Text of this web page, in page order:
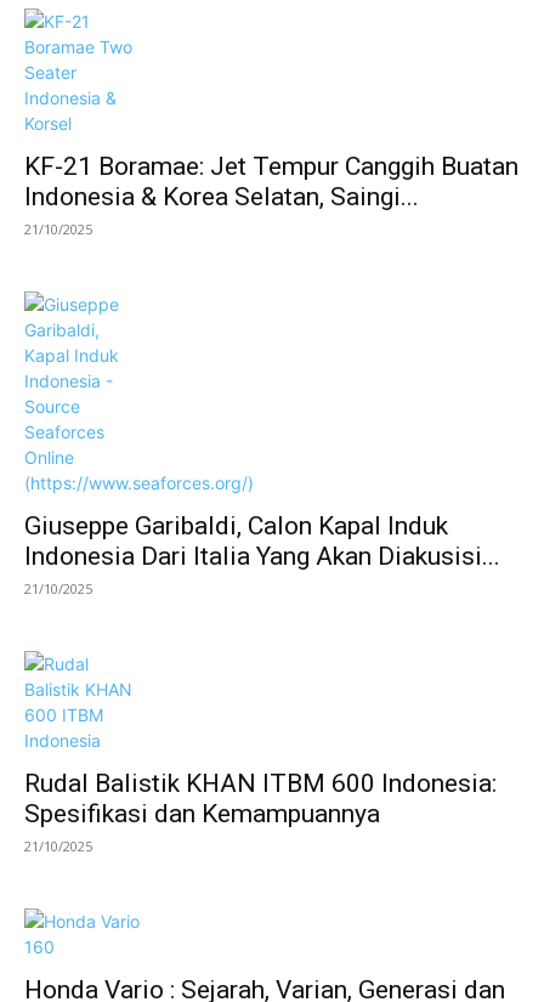
KF-21 Boramae: Jet Tempur Canggih Buatan
Indonesia & Korea Selatan, Saingi...
21/10/2025
Giuseppe Garibaldi, Calon Kapal Induk
Indonesia Dari Italia Yang Akan Diakusisi...
21/10/2025
Rudal Balistik KHAN ITBM 600 Indonesia:
Spesifikasi dan Kemampuannya
21/10/2025
Honda Vario : Sejarah, Varian, Generasi dan